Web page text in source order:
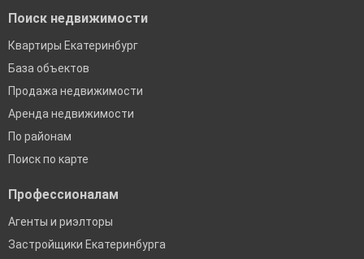
Поиск недвижимости
Квартиры Екатеринбург
База объектов
Продажа недвижимости
Аренда недвижимости
По районам
Поиск по карте
Профессионалам
Агенты и риэлторы
Застройщики Екатеринбурга